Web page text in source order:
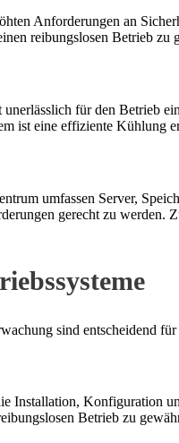
Anforderungen an
reibungslosen Betrieb zu
für den Betrieb
ist eine effiziente
umfassen Server,
gerecht zu werden.
sind entscheidend
Installation, Konfiguration
Betrieb zu